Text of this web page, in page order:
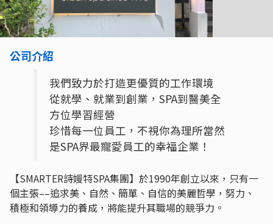
公司介紹
我們致力於打造更優質的工作環境
從就學、就業到創業，SPA到醫美全
方位學習經營
珍惜每一位員工，不視你為理所當然
是SPA界最寵愛員工的幸福企業！
【SMARTER詩嫚特SPA集團】於1990年創立以來，只有一
個主張––追求美、自然、簡單、自信的美麗哲學，努力、
積極和領導力的養成，將能提升其職場的競爭力。